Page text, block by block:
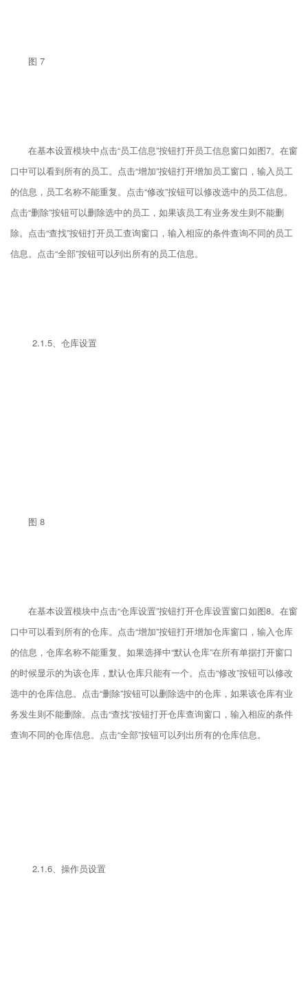
图 7
在基本设置模块中点击“员工信息”按钮打开员工信息窗口如图7。在窗
口中可以看到所有的员工。点击“增加”按钮打开增加员工窗口，输入员工
的信息，员工名称不能重复。点击“修改”按钮可以修改选中的员工信息。
点击“删除”按钮可以删除选中的员工，如果该员工有业务发生则不能删
除。点击“查找”按钮打开员工查询窗口，输入相应的条件查询不同的员工
信息。点击“全部”按钮可以列出所有的员工信息。
2.1.5、仓库设置
图 8
在基本设置模块中点击“仓库设置”按钮打开仓库设置窗口如图8。在窗
口中可以看到所有的仓库。点击“增加”按钮打开增加仓库窗口，输入仓库
的信息，仓库名称不能重复。如果选择中“默认仓库”在所有单据打开窗口
的时候显示的为该仓库，默认仓库只能有一个。点击“修改”按钮可以修改
选中的仓库信息。点击“删除”按钮可以删除选中的仓库，如果该仓库有业
务发生则不能删除。点击“查找”按钮打开仓库查询窗口，输入相应的条件
查询不同的仓库信息。点击“全部”按钮可以列出所有的仓库信息。
2.1.6、操作员设置